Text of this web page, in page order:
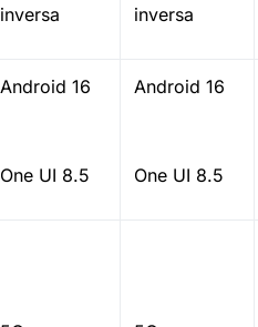
inversa
inversa
Android 16
One UI 8.5
Android 16
One UI 8.5